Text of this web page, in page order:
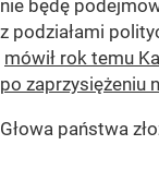
nie będę
z podziałami
mówił rok temu
po zaprzysiężeniu
Głowa państwa